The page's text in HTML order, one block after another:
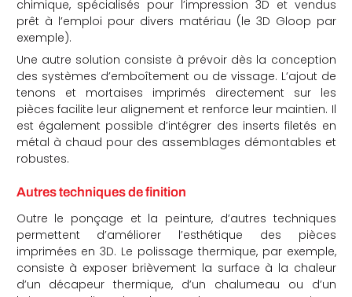
chimique, spécialisés pour l’impression 3D et vendus
prêt à l’emploi pour divers matériau (le 3D Gloop par
exemple).
Une autre solution consiste à prévoir dès la conception
des systèmes d’emboîtement ou de vissage. L’ajout de
tenons et mortaises imprimés directement sur les
pièces facilite leur alignement et renforce leur maintien. Il
est également possible d’intégrer des inserts filetés en
métal à chaud pour des assemblages démontables et
robustes.
Autres techniques de finition
Outre le ponçage et la peinture, d’autres techniques
permettent d’améliorer l’esthétique des pièces
imprimées en 3D. Le polissage thermique, par exemple,
consiste à exposer brièvement la surface à la chaleur
d’un décapeur thermique, d’un chalumeau ou d’un